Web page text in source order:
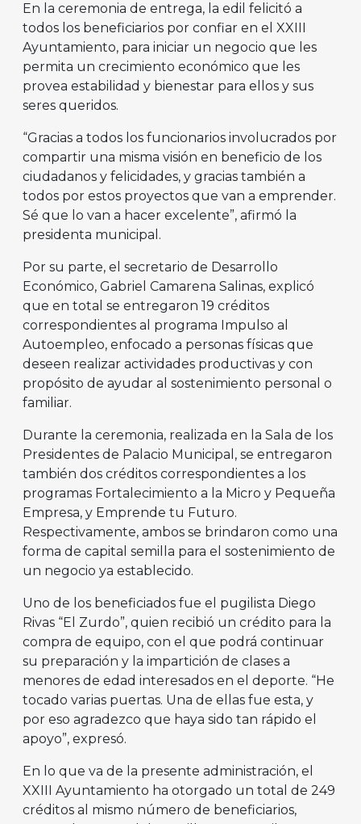
En la ceremonia de entrega, la edil felicitó a
todos los beneficiarios por confiar en el XXIII
Ayuntamiento, para iniciar un negocio que les
permita un crecimiento económico que les
provea estabilidad y bienestar para ellos y sus
seres queridos.
“Gracias a todos los funcionarios involucrados por
compartir una misma visión en beneficio de los
ciudadanos y felicidades, y gracias también a
todos por estos proyectos que van a emprender.
Sé que lo van a hacer excelente”, afirmó la
presidenta municipal.
Por su parte, el secretario de Desarrollo
Económico, Gabriel Camarena Salinas, explicó
que en total se entregaron 19 créditos
correspondientes al programa Impulso al
Autoempleo, enfocado a personas físicas que
deseen realizar actividades productivas y con
propósito de ayudar al sostenimiento personal o
familiar.
Durante la ceremonia, realizada en la Sala de los
Presidentes de Palacio Municipal, se entregaron
también dos créditos correspondientes a los
programas Fortalecimiento a la Micro y Pequeña
Empresa, y Emprende tu Futuro.
Respectivamente, ambos se brindaron como una
forma de capital semilla para el sostenimiento de
un negocio ya establecido.
Uno de los beneficiados fue el pugilista Diego
Rivas “El Zurdo”, quien recibió un crédito para la
compra de equipo, con el que podrá continuar
su preparación y la impartición de clases a
menores de edad interesados en el deporte. “He
tocado varias puertas. Una de ellas fue esta, y
por eso agradezco que haya sido tan rápido el
apoyo”, expresó.
En lo que va de la presente administración, el
XXIII Ayuntamiento ha otorgado un total de 249
créditos al mismo número de beneficiarios,